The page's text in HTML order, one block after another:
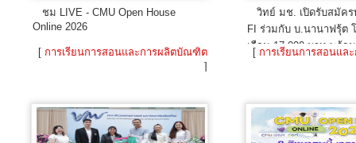
ชม LIVE - CMU Open House
Online 2026
[ การเรียนการสอนและการผลิตบัณฑิต
]
วิทย์ มช. เปิดรับสมัค
FI ร่วมกับ บ.นานาฟรุ้ต
เดือน 17,000 บาท พร้อ
[ การเรียนการสอนแ